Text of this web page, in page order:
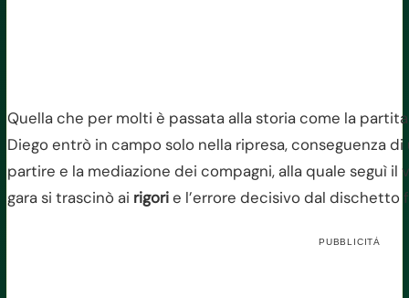
Quella che per molti è passata alla storia come la
Diego entrò in campo solo nella ripresa, conseguenza
partire e la mediazione dei compagni, alla quale seguì il
gara si trascinò ai rigorie l’errore decisivo dal dischetto
PUBBLICITÀ